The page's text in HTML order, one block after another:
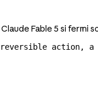
Fable 5 si
action,